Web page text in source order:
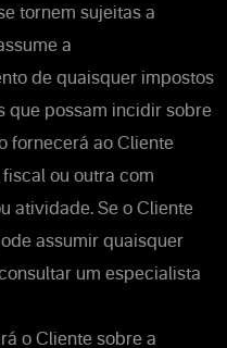
tornem sujeitas a
a
de quaisquer impostos
que possam incidir sobre
fornecerá ao Cliente
ou outra com
atividade. Se o Cliente
assumir quaisquer
um especialista
o Cliente sobre a